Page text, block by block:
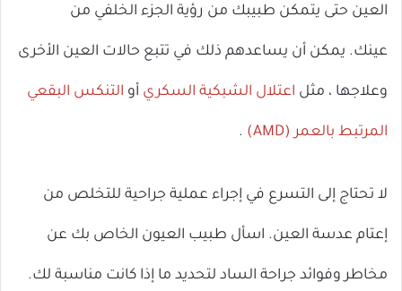
العين حتى يتمكن طبيبك من رؤية الجزء الخلفي من
عينك. يمكن أن يساعدهم ذلك في تتبع حالات العين الأخرى
وعلاجها ، مثل اعتلال الشبكية السكري أو التنكس البقعي
المرتبط بالعمر (AMD) .
لا تحتاج إلى التسرع في إجراء عملية جراحية للتخلص من
إعتام عدسة العين. اسأل طبيب العيون الخاص بك عن
مخاطر وفوائد جراحة الساد لتحديد ما إذا كانت مناسبة لك.